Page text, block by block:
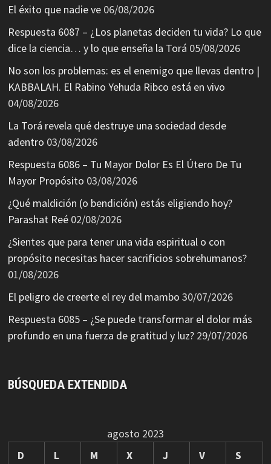
El éxito que nadie ve 06/08/2026
Respuesta 6087 – ¿Los planetas deciden tu vida? Lo que
dice la ciencia… y lo que enseña la Torá 05/08/2026
No son los problemas: es el enemigo que llevas dentro |
KABBALAH. El Rabino Yehuda Ribco está en vivo
04/08/2026
La Torá revela qué destruye una sociedad desde
adentro 03/08/2026
Respuesta 6086 – Tu Mayor Dolor Es El Útero De Tu
Mayor Propósito 03/08/2026
¿Qué maldición (o bendición) estás eligiendo hoy?
Parashat Reé 02/08/2026
¿Sientes que para tener una vida espiritual o con
propósito necesitas hacer sacrificios sobrehumanos?
01/08/2026
El peligro de creerte el rey del mambo 30/07/2026
Respuesta 6085 – ¿Se puede transformar el dolor más
profundo en una fuerza de gratitud y luz? 29/07/2026
BÚSQUEDA EXTENDIDA
agosto 2023
D
L M X J V
S